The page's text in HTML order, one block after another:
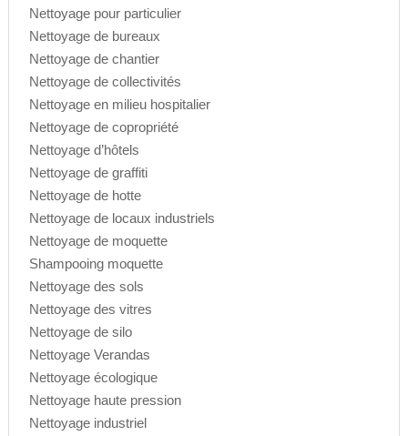
Nettoyage pour particulier
Nettoyage de bureaux
Nettoyage de chantier
Nettoyage de collectivités
Nettoyage en milieu hospitalier
Nettoyage de copropriété
Nettoyage d’hôtels
Nettoyage de graffiti
Nettoyage de hotte
Nettoyage de locaux industriels
Nettoyage de moquette
Shampooing moquette
Nettoyage des sols
Nettoyage des vitres
Nettoyage de silo
Nettoyage Verandas
Nettoyage écologique
Nettoyage haute pression
Nettoyage industriel